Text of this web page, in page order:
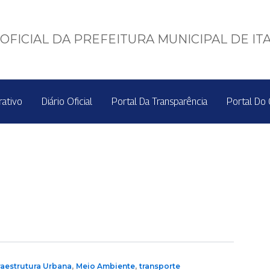
DA PREFEITURA MUNICIPAL DE
Diário Oficial Portal Da Transparência Portal Do
Urbana, Meio Ambiente,transporte